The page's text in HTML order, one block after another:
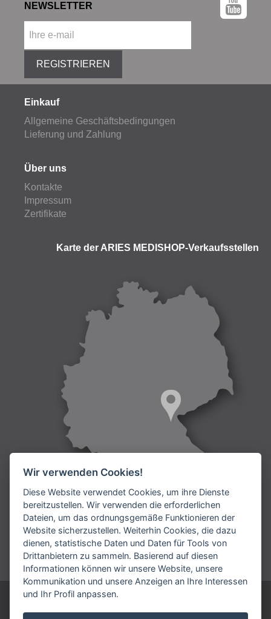
NEWSLETTER
REGISTRIEREN
Einkauf
Allgemeine Geschäftsbedingungen
Lieferung und Zahlung
Über uns
Kontakte
Impressum
Zertifikate
Karte der ARIES MEDISHOP-Verkaufsstellen
Lieferung:
Bezahlung:
ARIES DEUTSCHLAND GmbH
Wir verwenden Cookies!
Diese Website verwendet Cookies, um ihre Dienste
bereitzustellen. Wir verwenden die erforderlichen
Dateien, um das ordnungsgemäße Funktionieren der
Website sicherzustellen. Weiterhin Cookies, die dazu
dienen, statistische Daten und Daten für Tools von
Drittanbietern zu sammeln. Basierend auf diesen
Informationen können wir unsere Website, unsere
Kommunikation und unsere Anzeigen an Ihre Interessen
und Ihr Profil anpassen.